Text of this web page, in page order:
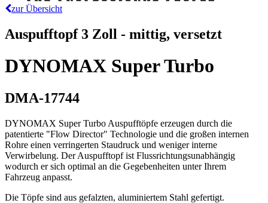
zur Übersicht
Auspufftopf 3 Zoll - mittig, versetzt
DYNOMAX Super Turbo
DMA-17744
DYNOMAX Super Turbo Auspufftöpfe erzeugen durch die
patentierte "Flow Director" Technologie und die großen internen
Rohre einen verringerten Staudruck und weniger interne
Verwirbelung. Der Auspufftopf ist Flussrichtungsunabhängig
wodurch er sich optimal an die Gegebenheiten unter Ihrem
Fahrzeug anpasst.
Die Töpfe sind aus gefalzten, aluminiertem Stahl gefertigt.